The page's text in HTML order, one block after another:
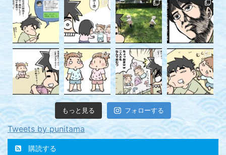
もっと見る フォローする
Tweets by punitama
購読する